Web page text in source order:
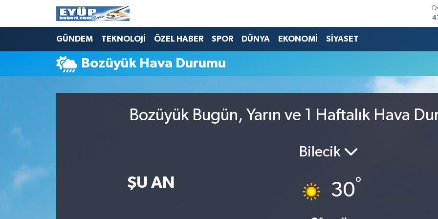
GÜNDEM TEKNOLOJİ ÖZEL HABER SPOR DÜNYA EKONOMİ SİYASET
Bozüyük Hava Durumu
Bozüyük Bugün, Yarın ve 1 Haftalık Hava
ŞU AN
Bilecik
30°